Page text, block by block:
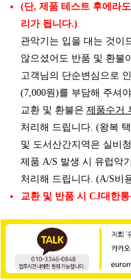
(단, 제품 테스트 후에라
리가 됩니다.)
관악기는 입을 대는 것이
않으셨어도 반품 및 환불
고객님의 단순변심으로
(7,000원)를 부담해 주셔
교환 및 환불은 제품수거
처리해 드립니다. (왕복
및 도서산간지역은 실비
제품 A/S 발생 시 유럽악
처리해 드립니다. (A/S비
교환 및 반품 시 CJ대한